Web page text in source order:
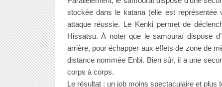
stockée dans le katana (elle est
attaque réussie. Le Kenki permet de
Hissatsu. À noter que le samouraï dispose
arrière, pour échapper aux effets de zone de
distance nommée Enbi. Bien sûr, il a une
corps à corps.
Le résultat : un job moins spectaculaire et